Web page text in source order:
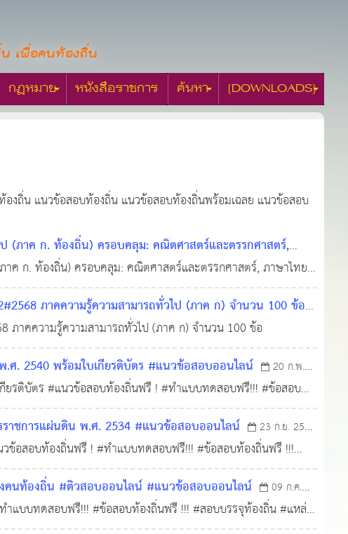
เพื่อคนท้องถิ่น
กฎหมาย หนังสือราชการ ค้นหา [DOWNLOADS]
งถิ่น แนวข้อสอบท้องถิ่น แนวข้อสอบท้องถิ่นพร้อมเฉลย แนวข้อสอบ
(ภาค ก. ท้องถิ่น) ครอบคลุม: คณิตศาสตร์และตรรกศาสตร์,
ย)
17 พ.ค. 2569 0 230
ค ก. ท้องถิ่น) ครอบคลุม: คณิตศาสตร์และตรรกศาสตร์, ภาษาไทย,
ภาคความรู้ความสามารถทั่วไป (ภาค ก) จำนวน 100 ข้อ
าคความรู้ความสามารถทั่วไป (ภาค ก) จำนวน 100 ข้อ
. 2540 พร้อมใบเกียรติบัตร #แนวข้อสอบออนไลน์
20 ก.พ.
ยรติบัตร #แนวข้อสอบท้องถิ่นฟรี ! #ทำแบบทดสอบฟรี!!! #ข้อสอบ
ลน์ #แนวข้อสอบออนไลน์
ชการแผ่นดิน พ.ศ. 2534 #แนวข้อสอบออนไลน์
23 ก.ย. 2564
ข้อสอบท้องถิ่นฟรี ! #ทำแบบทดสอบฟรี!!! #ข้อสอบท้องถิ่นฟรี !!!
นท้องถิ่น #ติวสอบออนไลน์ #แนวข้อสอบออนไลน์
09 ก.ค.
แบบทดสอบฟรี!!! #ข้อสอบท้องถิ่นฟรี !!! #สอบบรรจุท้องถิ่น #แหล่ง